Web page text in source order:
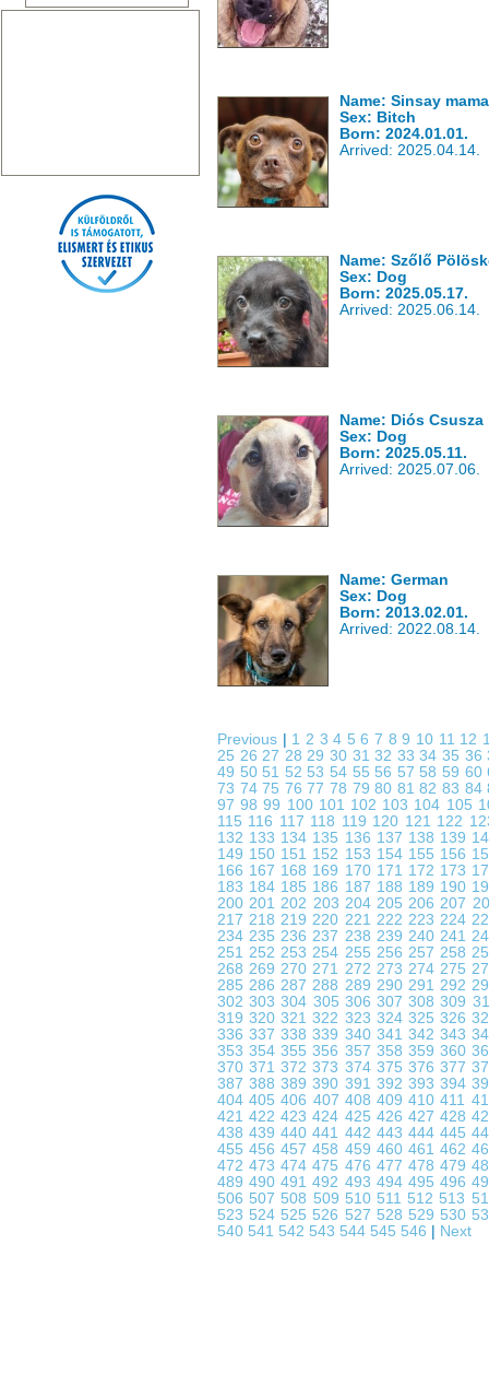
Name: Sinsay mama
Sex: Bitch
Born: 2024.01.01.
Arrived: 2025.04.14.
Name: Szőlő
Sex: Dog
Born: 2025.05.17.
Arrived: 2025.06.14.
Name: Diós Csusza
Sex: Dog
Born: 2025.05.11.
Arrived: 2025.07.06.
Name: German
Sex: Dog
Born: 2013.02.01.
Arrived: 2022.08.14.
Previous 1 2 34 567 89 10 11 12
25 2627 282930 3132 333435 36
49 50 51 52 53 54 55 56 57 58 59 60
73 7475 767778 7980 818283 84
979899 100 101 102 103 104 105
115 116 117 118 119 120 121 122
132 133 134 135 136 137 138 139
149 150 151 152 153 154 155 156
166 167 168 169 170 171 172 173
183 184 185 186 187 188 189 190
200201202 203 204 205206207
217218219220 221 222 223 224
234235236237 238 239 240 241
251252253254 255 256 257 258
268269270271 272 273 274 275
285286287288 289 290 291 292
302303304 305 306 307308309
319320321322 323 324 325 326
336337338339 340 341 342 343
353354355356 357 358 359 360
370371372373 374 375 376 377
387388389390 391 392 393 394
404405406 407 408 409410411
421422423424 425 426 427 428
438439440441 442 443 444 445
455456457458 459 460 461 462
472473474475 476 477 478 479
489490491492 493 494 495 496
506 507 508 509 510 511 512 513
523 524 525 526 527 528 529 530
540 541 542 543 544 545 546 Next